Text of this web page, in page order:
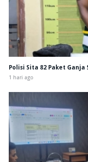
Polisi Sita 82 Paket
1 hari ago